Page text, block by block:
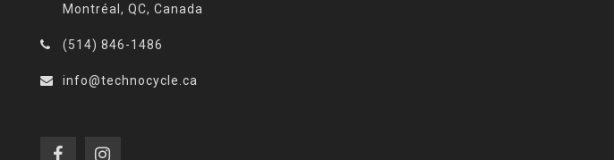
Montréal, QC, Canada
(514) 846-1486
info@technocycle.ca